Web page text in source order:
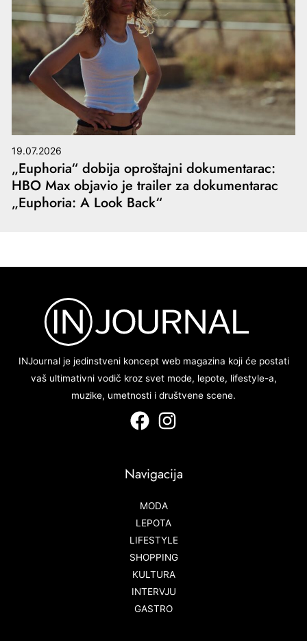
19.07.2026
„Euphoria“ dobija oproštajni dokumentarac:
HBO Max objavio je trailer za dokumentarac
„Euphoria: A Look Back“
INJournal je jedinstveni koncept web magazina koji će postati
vaš ultimativni vodič kroz svet mode, lepote, lifestyle-a,
muzike, umetnosti i društvene scene.
Navigacija
MODA
LEPOTA
LIFESTYLE
SHOPPING
KULTURA
INTERVJU
GASTRO